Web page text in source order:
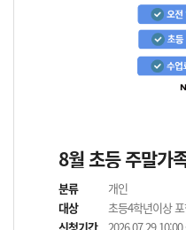
8월 초등 주말가
분류
개인
대상
초등4학년이상